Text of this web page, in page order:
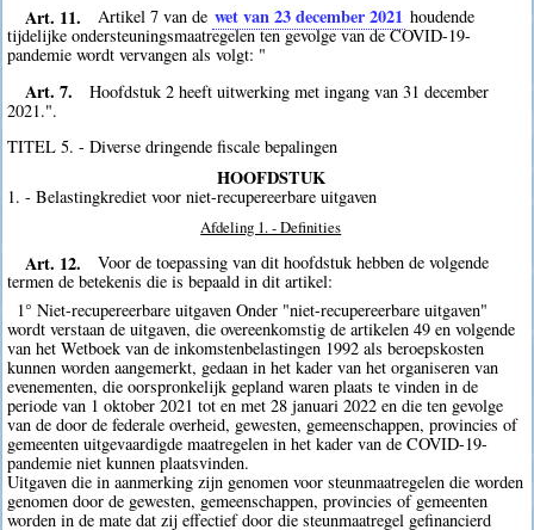
Art. 11. Artikel 7 van de wet van 23 december 2021 houdende
tijdelijke ondersteuningsmaatregelen ten gevolge van de COVID-19-
pandemie wordt vervangen als volgt: "
Art. 7.
Hoofdstuk 2 heeft uitwerking met ingang van 31 december
2021.".
TITEL 5. - Diverse dringende fiscale bepalingen
HOOFDSTUK
1. - Belastingkrediet voor niet-recupereerbare uitgaven
Afdeling 1. - Definities
Art. 12.
Voor de toepassing van dit hoofdstuk hebben de volgende
termen de betekenis die is bepaald in dit artikel:
1° Niet-recupereerbare uitgaven Onder "niet-recupereerbare uitgaven"
wordt verstaan de uitgaven, die overeenkomstig de artikelen 49 en volgende
van het Wetboek van de inkomstenbelastingen 1992 als beroepskosten
kunnen worden aangemerkt, gedaan in het kader van het organiseren van
evenementen, die oorspronkelijk gepland waren plaats te vinden in de
periode van 1 oktober 2021 tot en met 28 januari 2022 en die ten gevolge
van de door de federale overheid, gewesten, gemeenschappen, provincies of
gemeenten uitgevaardigde maatregelen in het kader van de COVID-19-
pandemie niet kunnen plaatsvinden.
Uitgaven die in aanmerking zijn genomen voor steunmaatregelen die worden
genomen door de gewesten, gemeenschappen, provincies of gemeenten
worden in de mate dat zij effectief door die steunmaatregel gefinancierd